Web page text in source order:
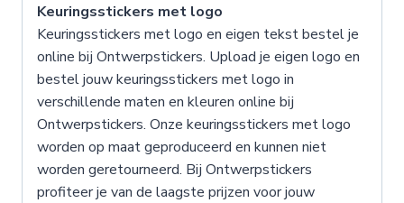
Keuringsstickers met logo
Keuringsstickers met logo en eigen tekst bestel je
online bij Ontwerpstickers. Upload je eigen logo en
bestel jouw keuringsstickers met logo in
verschillende maten en kleuren online bij
Ontwerpstickers. Onze keuringsstickers met logo
worden op maat geproduceerd en kunnen niet
worden geretourneerd. Bij Ontwerpstickers
profiteer je van de laagste prijzen voor jouw